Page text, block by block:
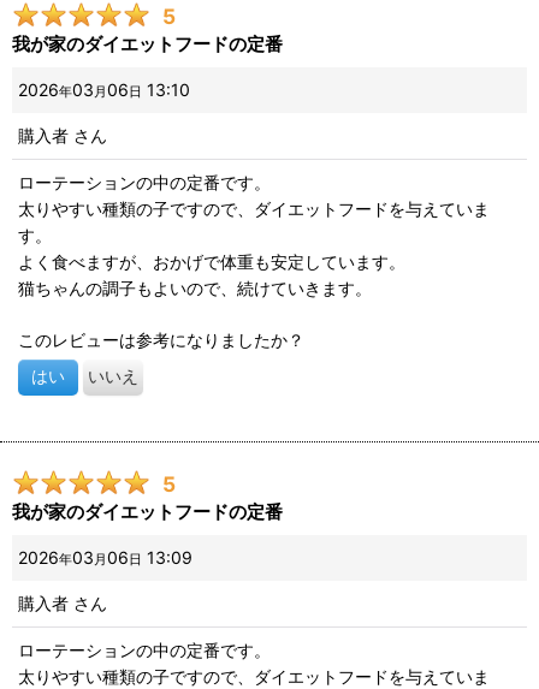
5
我が家のダイエットフードの定番
2026年03 月 06 日 13:10
購入者 さん
ローテーションの中の定番です。
太りやすい種類の子ですので、ダイエットフードを与えていま
す。
よく食べますが、おかげで体重も安定しています。
猫ちゃんの調子もよいので、続けていきます。
このレビューは参考になりましたか？
はい いいえ
5
我が家のダイエットフードの定番
2026年03 月 06 日 13:09
購入者 さん
ローテーションの中の定番です。
太りやすい種類の子ですので、ダイエットフードを与えていま